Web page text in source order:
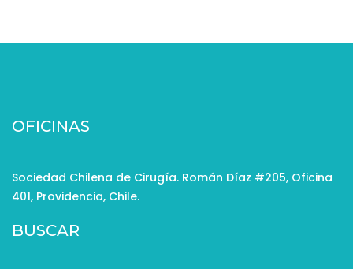
OFICINAS
Sociedad Chilena de Cirugía. Román Díaz #205, Oficina
401, Providencia, Chile.
BUSCAR